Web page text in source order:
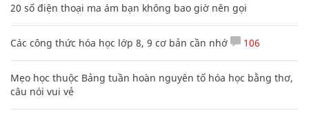
20 số điện thoại ma ám bạn không bao giờ nên gọi
Các công thức hóa học lớp 8, 9 cơ bản cần nhớ 106
Mẹo học thuộc Bảng tuần hoàn nguyên tố hóa học bằng thơ,
câu nói vui vẻ